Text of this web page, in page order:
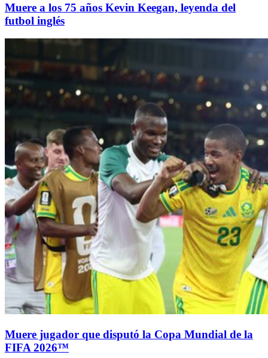
Muere a los 75 años Kevin Keegan, leyenda del
futbol inglés
Muere jugador que disputó la Copa Mundial de la
FIFA 2026™